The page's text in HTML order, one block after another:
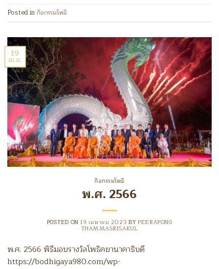
Posted in กิจกรรมโพธิ
19
เม.ย.
กิจกรรมโพธิ
พ.ศ. 2566
POSTED ON19 เมษายน 2023 BYPEERAPONG
THAMMASRISAKUL
พ.ศ. 2566 พิธีมอบรางวัลโพธิคยานาคาธิบดี
https://bodhigaya980.com/wp-